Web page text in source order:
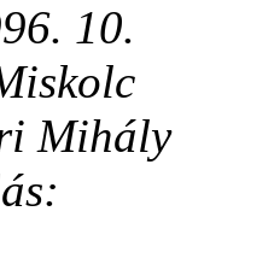
10.
Mihály